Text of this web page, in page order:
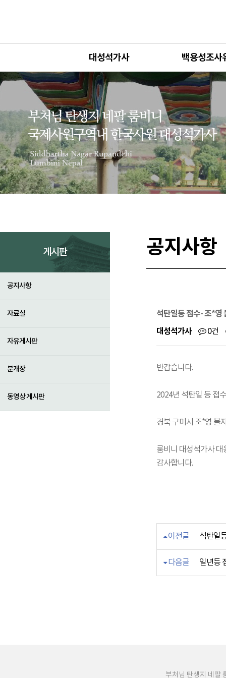
대성석가사 백용성조사
게시판
공지사항
자료실
자유게시판
분개장
동영상 게시판
공지사항
석탄일등 접수- 조*영
대성석가사
0건
반갑습니다.
2024년 석탄일 등 접
경북 구미시 조*영 불
룸비니 대성석가사 대
감사합니다.
이전글 석탄일
다음글 일년등
부처님 탄생지 네팔